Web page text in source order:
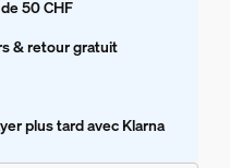
50 CHF
& retour gratuit
plus tard avec Klarna